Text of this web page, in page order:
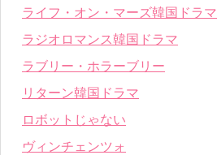
ライフ・オン・マーズ韓国ドラマ
ラジオロマンス韓国ドラマ
ラブリー・ホラーブリー
リターン韓国ドラマ
ロボットじゃない
ヴィンチェンツォ